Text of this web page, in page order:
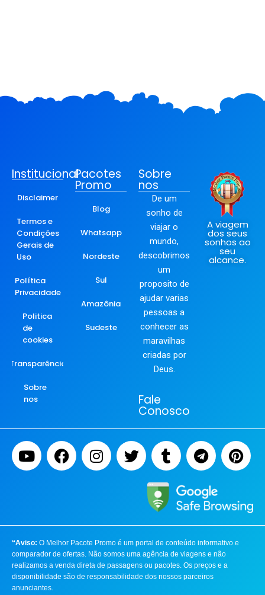
Institucional
Disclaimer
Termos e
Condições
Gerais de
Uso
Política
Privacidade
Politica
de
cookies
Transparência
Sobre
nos
Pacotes
Promo
Blog
Whatsapp
Nordeste
Sul
Amazônia
Sudeste
Sobre
nos
De um
sonho de
viajar o
mundo,
descobrimos
um
proposito de
ajudar varias
pessoas a
conhecer as
maravilhas
criadas por
Deus.
Fale
Conosco
A viagem
dos seus
sonhos ao
seu
alcance.
“Aviso: O Melhor Pacote Promo é um portal de conteúdo informativo e
comparador de ofertas. Não somos uma agência de viagens e não
realizamos a venda direta de passagens ou pacotes. Os preços e a
disponibilidade são de responsabilidade dos nossos parceiros
anunciantes.